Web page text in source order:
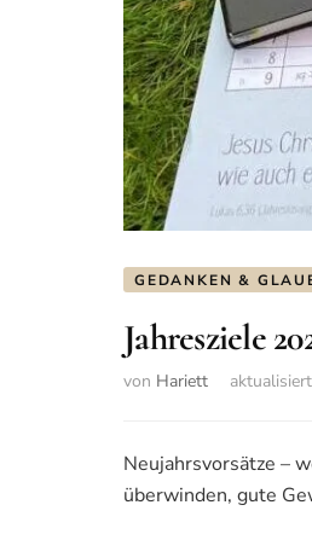
GEDANKEN &
Jahresziele
von Hariett
Neujahrsvorsätze –
überwinden, gute